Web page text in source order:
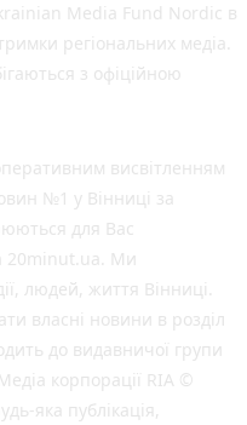
Media Fund Nordic в
регіональних медіа.
з офіційною
висвітленням
№1 у Вінниці за
для Вас
20minut.ua. Ми
людей, життя Вінниці.
власні новини в розділ
до видавничої групи
корпорації RIA ©
яка публiкацiя,